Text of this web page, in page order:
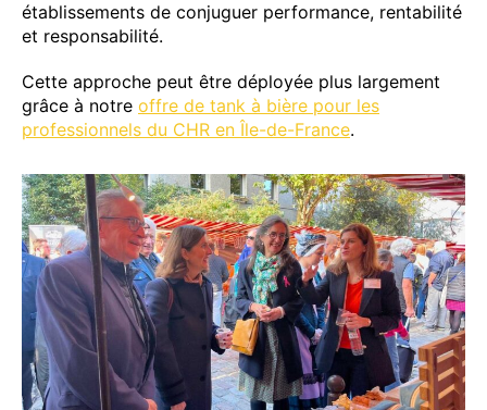
établissements de conjuguer performance, rentabilité
et responsabilité.
Cette approche peut être déployée plus largement
grâce à notre offre de tank à bière pour les
professionnels du CHR en Île-de-France.